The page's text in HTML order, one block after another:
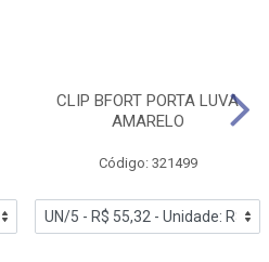
CLIP BFORT PORTA LUVA
AMARELO
Código: 321499